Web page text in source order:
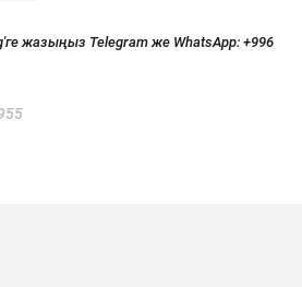
жазыңыз Telegram же WhatsApp: +996